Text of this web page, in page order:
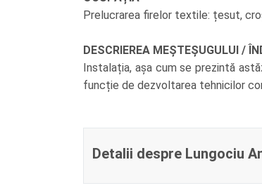
Prelucrarea firelor textile: țesut,
DESCRIEREA MEȘTEȘUGULUI /
Instalația, așa cum se prezintă
funcție de dezvoltarea tehnicilor
Detalii despre Lungociu